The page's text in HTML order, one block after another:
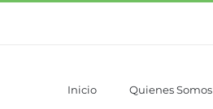
Inicio Quienes Somos